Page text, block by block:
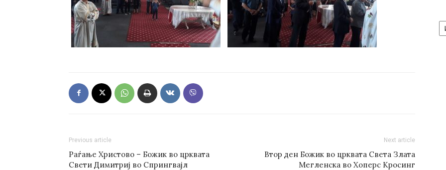
Previous article
Раѓање Христово – Божик во црквата
Свети Димитриј во Спрингвајл
Next article
Втор ден Божик во црквата Света Злата
Мегленска во Хоперс Кросинг